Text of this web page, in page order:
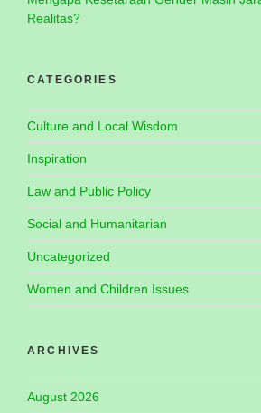
Realitas?
CATEGORIES
Culture and Local Wisdom
Inspiration
Law and Public Policy
Social and Humanitarian
Uncategorized
Women and Children Issues
ARCHIVES
August 2026